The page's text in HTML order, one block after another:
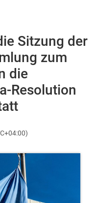
Sitzung der
zum
die
Resolution